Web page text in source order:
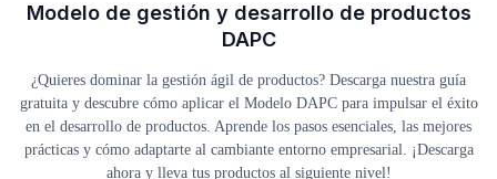
Modelo de gestión y desarrollo de productos
DAPC
¿Quieres dominar la gestión ágil de productos? Descarga nuestra guía
gratuita y descubre cómo aplicar el Modelo DAPC para impulsar el éxito
en el desarrollo de productos. Aprende los pasos esenciales, las mejores
prácticas y cómo adaptarte al cambiante entorno empresarial. ¡Descarga
ahora y lleva tus productos al siguiente nivel!